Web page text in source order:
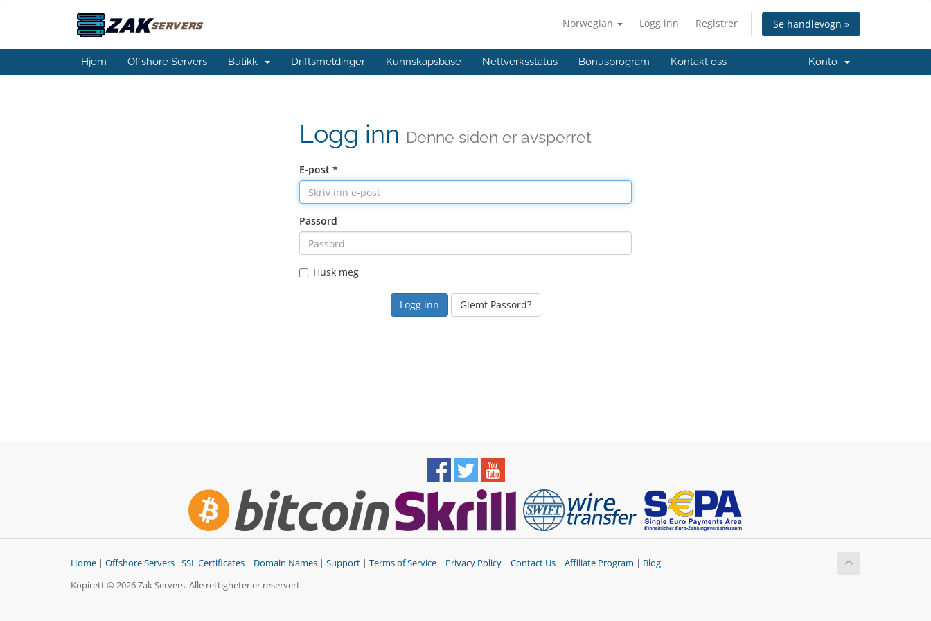
Norwegian Logg inn Registrer Se handlevogn »
Hjem Offshore Servers Butikk Driftsmeldinger Kunnskapsbase Nettverksstatus Bonusprogram Kontakt oss Konto
Logg inn Denne siden er avsperret
E-post *
Passord
Husk meg
Glemt Passord?
Home | Offshore Servers |SSL Certificates | Domain Names | Support | Terms of Service | Privacy Policy | Contact Us | Affiliate Program | Blog
Kopirett © 2026 Zak Servers. Alle rettigheter er reservert.